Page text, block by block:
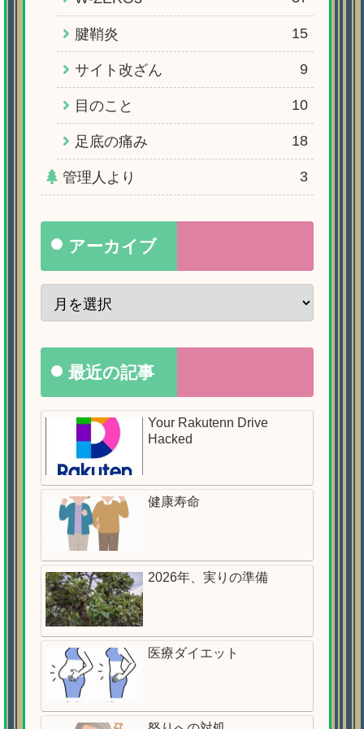
腱鞘炎 15
サイト改ざん 9
目のこと 10
足底の痛み 18
管理人より 3
アーカイブ
最近の記事
Your Rakutenn Drive
Hacked
健康寿命
2026年、実りの準備
医療ダイエット